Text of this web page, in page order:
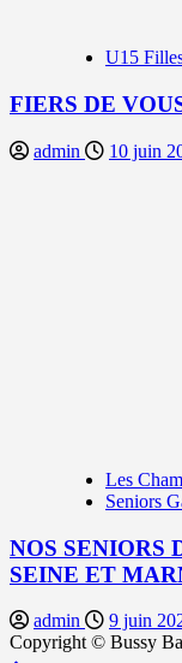
U15
FIERS DE
admin 10 juin
Les
Seniors
NOS SENIORS
SEINE ET
admin 9 juin
Copyright © Bussy